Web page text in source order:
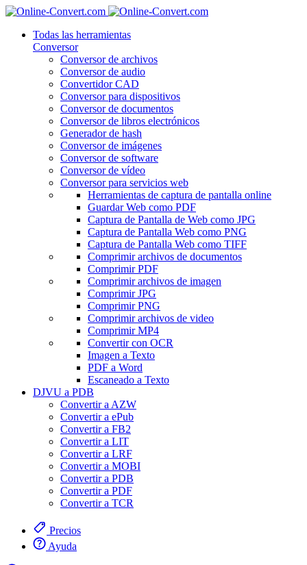
Todas las herramientas
Conversor
Conversor de archivos
Conversor de audio
Convertidor CAD
Conversor para dispositivos
Conversor de documentos
Conversor de libros electrónicos
Generador de hash
Conversor de imágenes
Conversor de software
Conversor de vídeo
Conversor para servicios web
Herramientas de captura de pantalla online
Guardar Web como PDF
Captura de Pantalla de Web como JPG
Captura de Pantalla Web como PNG
Captura de Pantalla Web como TIFF
Comprimir archivos de documentos
Comprimir PDF
Comprimir archivos de imagen
Comprimir JPG
Comprimir PNG
Comprimir archivos de video
Comprimir MP4
Convertir con OCR
Imagen a Texto
PDF a Word
Escaneado a Texto
DJVU a PDB
Convertir a AZW
Convertir a ePub
Convertir a FB2
Convertir a LIT
Convertir a LRF
Convertir a MOBI
Convertir a PDB
Convertir a PDF
Convertir a TCR
Precios
Ayuda